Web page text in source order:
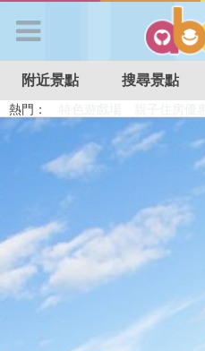
APP登入
首 頁
搜尋景點
好康優惠
附近景點 搜尋景點
熱門：
特色遊戲場
親子住房優惠 台北